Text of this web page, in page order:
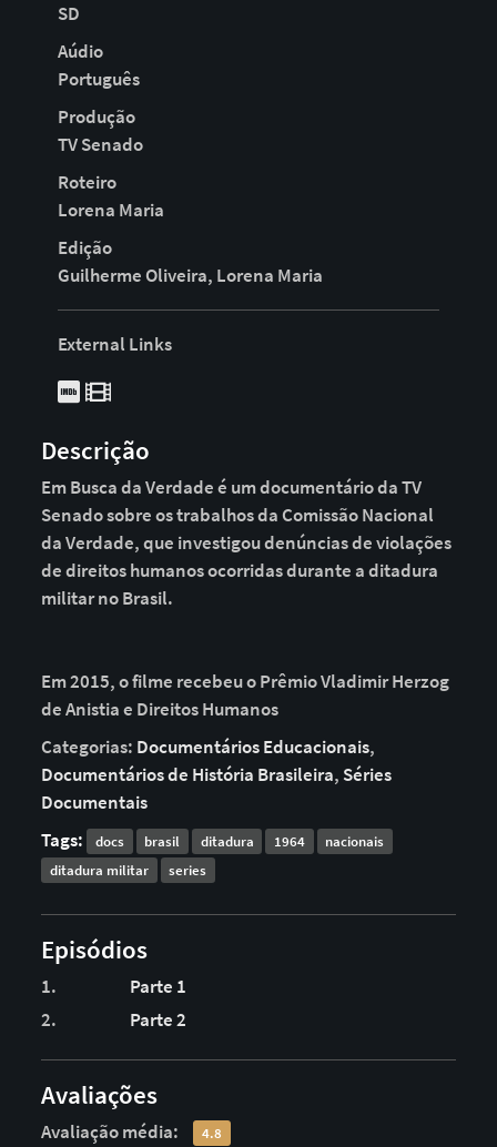
SD
Aúdio
Português
Produção
TV Senado
Roteiro
Lorena Maria
Edição
Guilherme Oliveira, Lorena Maria
External Links
Descrição
Em Busca da Verdade é um documentário da TV
Senado sobre os trabalhos da Comissão Nacional
da Verdade, que investigou denúncias de violações
de direitos humanos ocorridas durante a ditadura
militar no Brasil.
Em 2015, o filme recebeu o Prêmio Vladimir Herzog
de Anistia e Direitos Humanos
Categorias: Documentários Educacionais,
Documentários de História Brasileira, Séries
Documentais
Tags:
docs brasil ditadura 1964
nacionais
ditadura militar
series
Episódios
1.
Parte 1
2.
Parte 2
Avaliações
Avaliação média: 4.8